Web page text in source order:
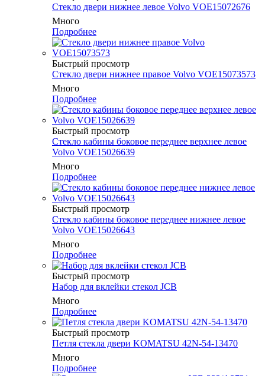
Cтекло двери нижнее левое Volvo VOE15072676
Много
Подробнее
Быстрый просмотр
Cтекло двери нижнее правое Volvo VOE15073573
Много
Подробнее
Быстрый просмотр
Cтекло кабины боковое переднее верхнее левое
Volvo VOE15026639
Много
Подробнее
Быстрый просмотр
Cтекло кабины боковое переднее нижнее левое
Volvo VOE15026643
Много
Подробнее
Быстрый просмотр
Набор для вклейки стекол JCB
Много
Подробнее
Быстрый просмотр
Петля стекла двери KOMATSU 42N-54-13470
Много
Подробнее